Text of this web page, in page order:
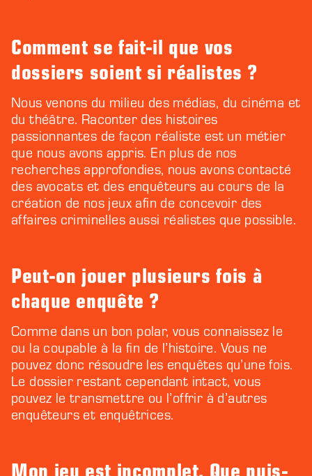
Comment se fait-il que vos
dossiers soient si réalistes ?
Nous venons du milieu des médias, du cinéma et
du théâtre. Raconter des histoires
passionnantes de façon réaliste est un métier
que nous avons appris. En plus de nos
recherches approfondies, nous avons contacté
des avocats et des enquêteurs au cours de la
création de nos jeux afin de concevoir des
affaires criminelles aussi réalistes que possible.
Peut-on jouer plusieurs fois à
chaque enquête ?
Comme dans un bon polar, vous connaissez le
ou la coupable à la fin de l’histoire. Vous ne
pouvez donc résoudre les enquêtes qu’une fois.
Le dossier restant cependant intact, vous
pouvez le transmettre ou l’offrir à d’autres
enquêteurs et enquêtrices.
Mon jeu est incomplet. Que puis-